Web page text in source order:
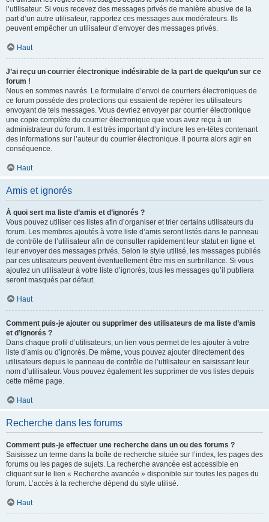
l’utilisateur. Si vous recevez des messages privés de manière abusive de la
part d’un autre utilisateur, rapportez ces messages aux modérateurs. Ils
peuvent empêcher un utilisateur d’envoyer des messages privés.
Haut
J’ai reçu un courrier électronique indésirable de la part de quelqu’un sur ce
forum !
Nous en sommes navrés. Le formulaire d’envoi de courriers électroniques de
ce forum possède des protections qui essaient de repérer les utilisateurs
envoyant de tels messages. Vous devriez envoyer par courrier électronique
une copie complète du courrier électronique que vous avez reçu à un
administrateur du forum. Il est très important d’y inclure les en-têtes contenant
des informations sur l’auteur du courrier électronique. Il pourra alors agir en
conséquence.
Haut
Amis et ignorés
À quoi sert ma liste d’amis et d’ignorés ?
Vous pouvez utiliser ces listes afin d’organiser et trier certains utilisateurs du
forum. Les membres ajoutés à votre liste d’amis seront listés dans le panneau
de contrôle de l’utilisateur afin de consulter rapidement leur statut en ligne et
leur envoyer des messages privés. Selon le style utilisé, les messages publiés
par ces utilisateurs peuvent éventuellement être mis en surbrillance. Si vous
ajoutez un utilisateur à votre liste d’ignorés, tous les messages qu’il publiera
seront masqués par défaut.
Haut
Comment puis-je ajouter ou supprimer des utilisateurs de ma liste d’amis
et d’ignorés ?
Dans chaque profil d’utilisateurs, un lien vous permet de les ajouter à votre
liste d’amis ou d’ignorés. De même, vous pouvez ajouter directement des
utilisateurs depuis le panneau de contrôle de l’utilisateur en saisissant leur
nom d’utilisateur. Vous pouvez également les supprimer de vos listes depuis
cette même page.
Haut
Recherche dans les forums
Comment puis-je effectuer une recherche dans un ou des forums ?
Saisissez un terme dans la boîte de recherche située sur l’index, les pages des
forums ou les pages de sujets. La recherche avancée est accessible en
cliquant sur le lien « Recherche avancée » disponible sur toutes les pages du
forum. L’accès à la recherche dépend du style utilisé.
Haut